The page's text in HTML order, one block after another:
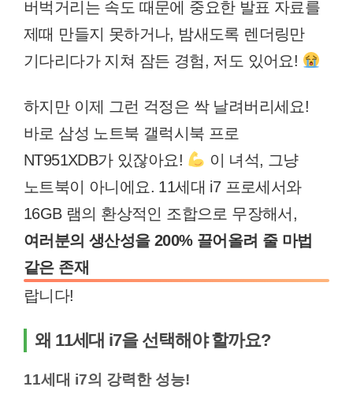
버벅거리는 속도 때문에 중요한 발표 자료를
제때 만들지 못하거나, 밤새도록 렌더링만
기다리다가 지쳐 잠든 경험, 저도 있어요!
하지만 이제 그런 걱정은 싹 날려버리세요!
바로 삼성 노트북 갤럭시북 프로
NT951XDB가 있잖아요!
이 녀석, 그냥
노트북이 아니에요. 11세대 i7 프로세서와
16GB 램의 환상적인 조합으로 무장해서,
여러분의 생산성을 200% 끌어올려 줄 마법
같은 존재
랍니다!
왜 11세대 i7을 선택해야 할까요?
11세대 i7의 강력한 성능!